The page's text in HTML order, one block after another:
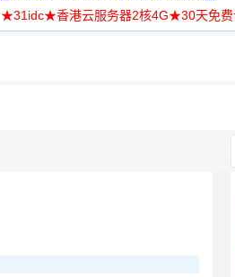
★31idc★香港云服务器2核4G★30天免费